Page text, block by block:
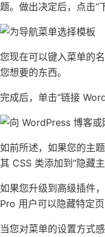
题。做出决定后，点击“
您现在可以键入菜单的
您想要的东西。
完成后，单击“链接
如前所述，如果您的主
其 CSS 类添加到“隐藏
如果您升级到高级插件
Pro 用户可以隐藏特定页
当您对菜单的设置方式